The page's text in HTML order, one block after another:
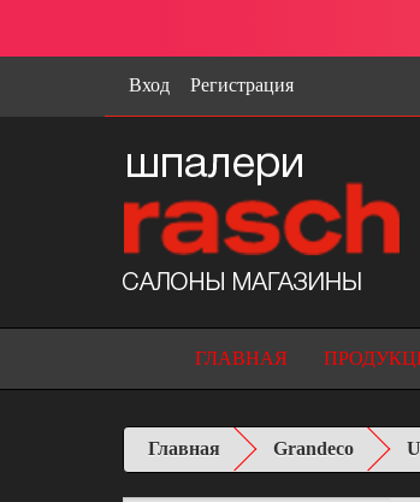
Вход Регистрация
ГЛАВНАЯ
Главная Grandeco